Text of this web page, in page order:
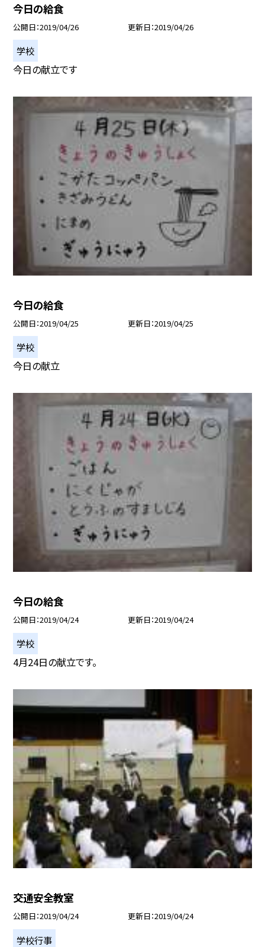
今日の給食
公開日 2019/04/26 更新日 2019/04/26
学校
今日の献立です
今日の給食
公開日 2019/04/25 更新日 2019/04/25
学校
今日の献立
今日の給食
公開日 2019/04/24 更新日 2019/04/24
学校
4月24日の献立です。
交通安全教室
公開日 2019/04/24 更新日 2019/04/24
学校行事